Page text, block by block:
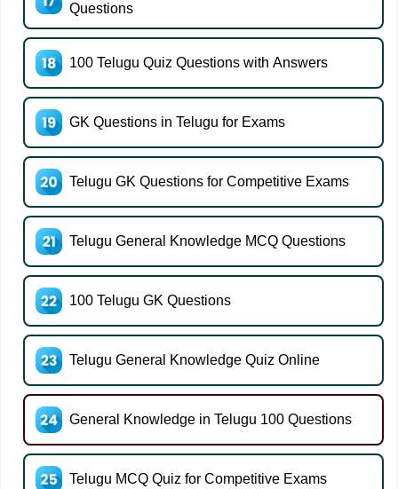
Questions
100 Telugu Quiz Questions with Answers
GK Questions in Telugu for Exams
Telugu GK Questions for Competitive Exams
Telugu General Knowledge MCQ Questions
100 Telugu GK Questions
Telugu General Knowledge Quiz Online
General Knowledge in Telugu 100 Questions
Telugu MCQ Quiz for Competitive Exams